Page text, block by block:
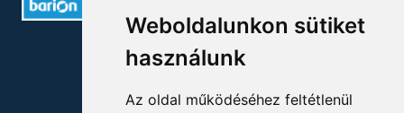
Weboldalunkon sütiket
használunk
Az oldal működéséhez feltétlenül
ELÉRHETŐSÉGEK
+36 1 880 7600